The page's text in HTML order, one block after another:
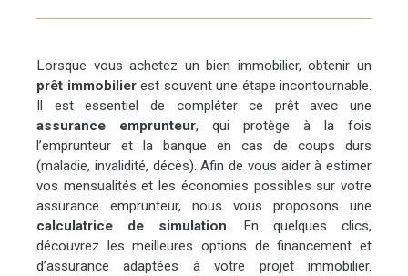
Lorsque vous achetez un bien immobilier, obtenir un
prêt immobilierest souvent une étape incontournable.
Il est essentiel de compléter ce prêt avec une
assurance emprunteur, qui protège à la fois
l’emprunteur et la banque en cas de coups durs
(maladie, invalidité, décès). Afin de vous aider à estimer
vos mensualités et les économies possibles sur votre
assurance emprunteur, nous vous proposons une
calculatrice de simulation. En quelques clics,
découvrez les meilleures options de financement et
d’assurance adaptées à votre projet immobilier.